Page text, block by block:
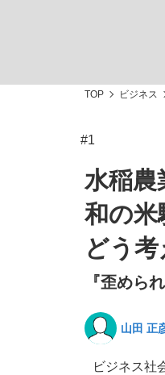
the
TOP ビジネス
#1
水稲
和の米
どう
『歪めら
山田 正
ビジネス社